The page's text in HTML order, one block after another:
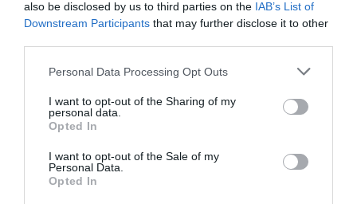
also be disclosed by us to third parties on the IAB’s List of
Downstream Participants that may further disclose it to other
Please note that this website/app uses one or more Google
not limited to your visit or usage behaviour. You may click to
grant or deny consent to Google and its third-party tags to
use your data for below specified purposes in below Google
consent section.
Personal Data Processing Opt Outs
I want to opt-out of the Sharing of my
personal data.
Opted In
I want to opt-out of the Sale of my
Personal Data.
Opted In